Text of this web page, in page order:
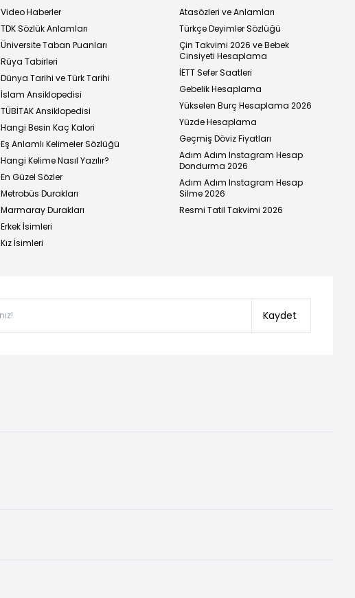
Video Haberler
TDK Sözlük Anlamları
Üniversite Taban Puanları
Rüya Tabirleri
Dünya Tarihi ve Türk Tarihi
İslam Ansiklopedisi
TÜBİTAK Ansiklopedisi
Hangi Besin Kaç Kalori
Eş Anlamlı Kelimeler Sözlüğü
Hangi Kelime Nasıl Yazılır?
En Güzel Sözler
Metrobüs Durakları
Marmaray Durakları
Erkek İsimleri
Kız İsimleri
Atasözleri ve Anlamları
Türkçe Deyimler Sözlüğü
Çin Takvimi 2026 ve Bebek
Cinsiyeti Hesaplama
İETT Sefer Saatleri
Gebelik Hesaplama
Yükselen Burç Hesaplama 2026
Yüzde Hesaplama
Geçmiş Döviz Fiyatları
Adım Adım Instagram Hesap
Dondurma 2026
Adım Adım Instagram Hesap
Silme 2026
Resmi Tatil Takvimi 2026
Kaydet